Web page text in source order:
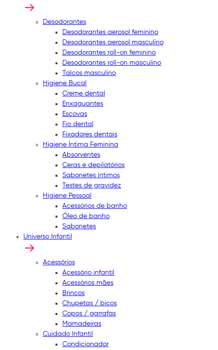
Desodorantes
Desodorantes aerosol feminino
Desodorantes aerosol masculino
Desodorantes roll-on feminino
Desodorantes roll-on masculino
Talcos masculino
Higiene Bucal
Creme dental
Enxaguantes
Escovas
Fio dental
Fixadores dentais
Higiene Íntima Feminina
Absorventes
Ceras e depilatórios
Sabonetes íntimos
Testes de gravidez
Higiene Pessoal
Acessórios de banho
Óleo de banho
Sabonetes
Universo Infantil
Acessórios
Acessório infantil
Acessórios mães
Brincos
Chupetas / bicos
Copos / garrafas
Mamadeiras
Cuidado Infantil
Condicionador